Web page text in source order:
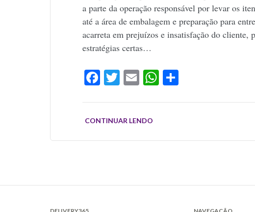
a parte da operação responsável por levar os
até a área de embalagem e preparação para
acarreta em prejuízos e insatisfação do cliente,
estratégias certas…
Facebook
Twitter
EmailWhatsApp
Share
CONTINUAR LENDO